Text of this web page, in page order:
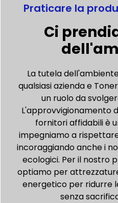
Praticare la
Ci
La tutela
qualsiasi azienda e
un ruolo da
L'approvvigionamento
fornitori affidabili è
impegniamo a
incoraggiando anche i
ecologici. Per il nostro
optiamo per
energetico per ridurre
senza